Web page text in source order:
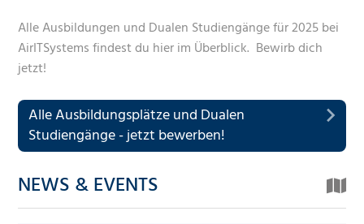
Alle Ausbildungen und Dualen Studiengänge für 2025 bei
AirITSystems findest du hier im Überblick. Bewirb dich
jetzt!
Alle Ausbildungsplätze und Dualen
Studiengänge - jetzt bewerben!
NEWS & EVENTS